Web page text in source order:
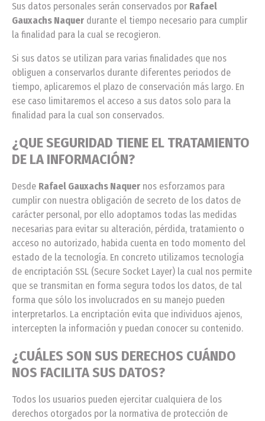
Sus datos personales serán conservados por Rafael
Gauxachs Naquer durante el tiempo necesario para cumplir
la finalidad para la cual se recogieron.
Si sus datos se utilizan para varias finalidades que nos
obliguen a conservarlos durante diferentes periodos de
tiempo, aplicaremos el plazo de conservación más largo. En
ese caso limitaremos el acceso a sus datos solo para la
finalidad para la cual son conservados.
¿QUE SEGURIDAD TIENE EL TRATAMIENTO
DE LA INFORMACIÓN?
Desde Rafael Gauxachs Naquer nos esforzamos para
cumplir con nuestra obligación de secreto de los datos de
carácter personal, por ello adoptamos todas las medidas
necesarias para evitar su alteración, pérdida, tratamiento o
acceso no autorizado, habida cuenta en todo momento del
estado de la tecnología. En concreto utilizamos tecnología
de encriptación SSL (Secure Socket Layer) la cual nos permite
que se transmitan en forma segura todos los datos, de tal
forma que sólo los involucrados en su manejo pueden
interpretarlos. La encriptación evita que individuos ajenos,
intercepten la información y puedan conocer su contenido.
¿CUÁLES SON SUS DERECHOS CUÁNDO
NOS FACILITA SUS DATOS?
Todos los usuarios pueden ejercitar cualquiera de los
derechos otorgados por la normativa de protección de